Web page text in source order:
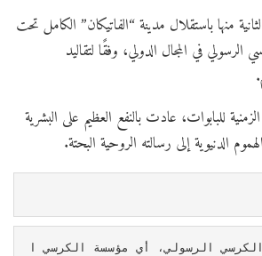
منها باستقلال مدينة “الفاتيكان” الكامل تحت
الرسولي في المجال الدولي، وفقًا لتقاليد
للبابوات، عادت بالنفع العظيم على البشرية
الدنيوية إلى رسالته الروحية البحتة.
أي مؤسسة الكرسي ا